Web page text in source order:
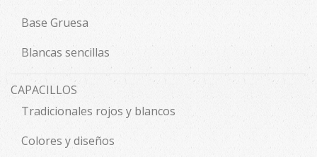
Base Gruesa
Blancas sencillas
CAPACILLOS
Tradicionales rojos y blancos
Colores y diseños